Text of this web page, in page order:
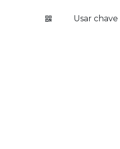
Usar chave